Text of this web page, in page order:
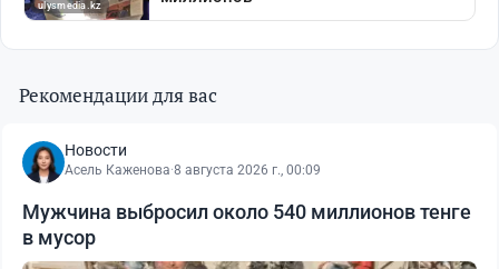
Рекомендации для вас
Новости
Асель Каженова·8 августа 2026 г., 00:09
Мужчина выбросил около 540 миллионов тенге
в мусор